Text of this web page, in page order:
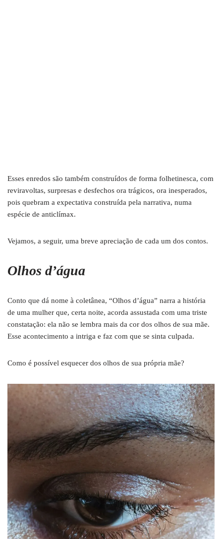
Esses enredos são também construídos de forma folhetinesca, com
reviravoltas, surpresas e desfechos ora trágicos, ora inesperados,
pois quebram a expectativa construída pela narrativa, numa
espécie de anticlímax.
Vejamos, a seguir, uma breve apreciação de cada um dos contos.
Olhos d’água
Conto que dá nome à coletânea, “Olhos d’água” narra a história
de uma mulher que, certa noite, acorda assustada com uma triste
constatação: ela não se lembra mais da cor dos olhos de sua mãe.
Esse acontecimento a intriga e faz com que se sinta culpada.
Como é possível esquecer dos olhos de sua própria mãe?